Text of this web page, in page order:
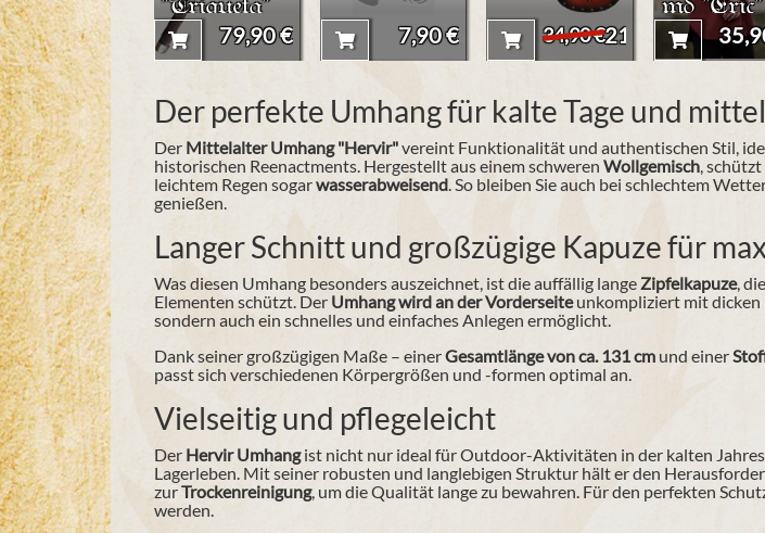
"Triqueta"
79,90 €
7,90 € 34,90 €21,90 €
md "Eric"
Der perfekte Umhang für kalte Tage und
Der Mittelalter Umhang "Hervir"vereint Funktionalität und authentischen Stil,
historischen Reenactments. Hergestellt aus einem schweren Wollgemisch ,
leichtem Regen sogarwasserabweisend . So bleiben Sie auch bei schlechtem
genießen.
Langer Schnitt und großzügige Kapuze für
Was diesen Umhang besonders auszeichnet, ist die auffällig lange Zipfelkapuze,
Elementen schützt. Der Umhang wird an der Vorderseiteunkompliziert mit dicken
sondern auch ein schnelles und einfaches Anlegen ermöglicht.
Dank seiner großzügigen Maße – einerGesamtlänge von ca. 131 cm und einer
passt sich verschiedenen Körpergrößen und -formen optimal an.
Vielseitig und pflegeleicht
Der Hervir Umhangist nicht nur ideal für Outdoor-Aktivitäten in der kalten
Lagerleben. Mit seiner robusten und langlebigen Struktur hält er den
zurTrockenreinigung, um die Qualität lange zu bewahren. Für den perfekten
werden.